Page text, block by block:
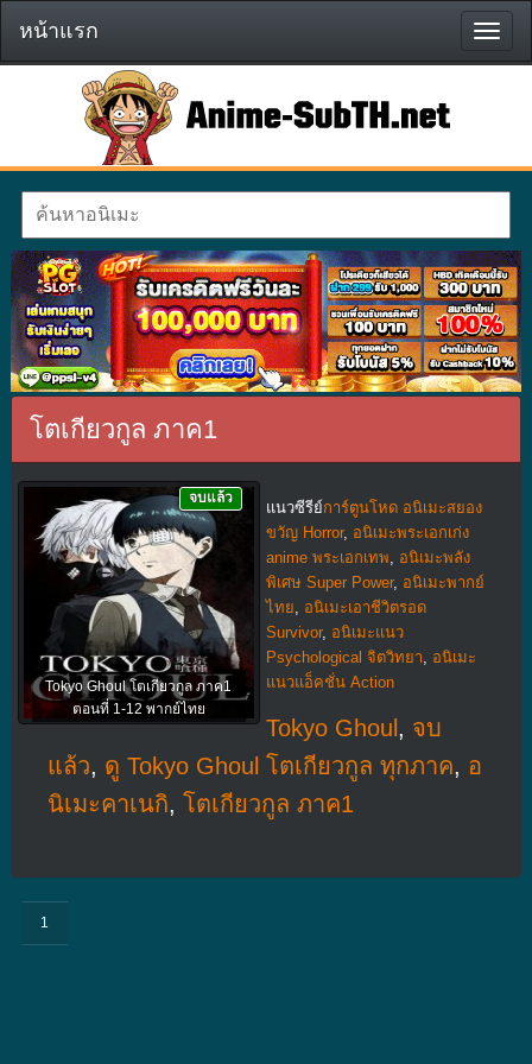
หน้า
แรก
หน้าแรก
โตเกียวกูล ภาค1
Tokyo Ghoul โตเกียวกูล ภาค1
ตอนที่ 1-12 พากย์ไทย
จบแล้ว
แนวซีรีย์การ์ตูนโหด อนิเมะสยอง
ขวัญ Horror, อนิเมะพระเอกเก่ง
anime พระเอกเทพ
อนิเมะพลัง
พิเศษ Super Power, อนิเมะพากย์
ไทย
อนิเมะเอาชีวิตรอด
Survivor, อนิเมะแนว
Psychological จิตวิทยา
อนิเมะ
แนวแอ็คชั่น Action
Tokyo Ghoul, จบ
แล้ว, ดู Tokyo Ghoul โตเกียวกูล ทุกภาค, อ
นิเมะคาเนกิ, โตเกียวกูล ภาค1
1